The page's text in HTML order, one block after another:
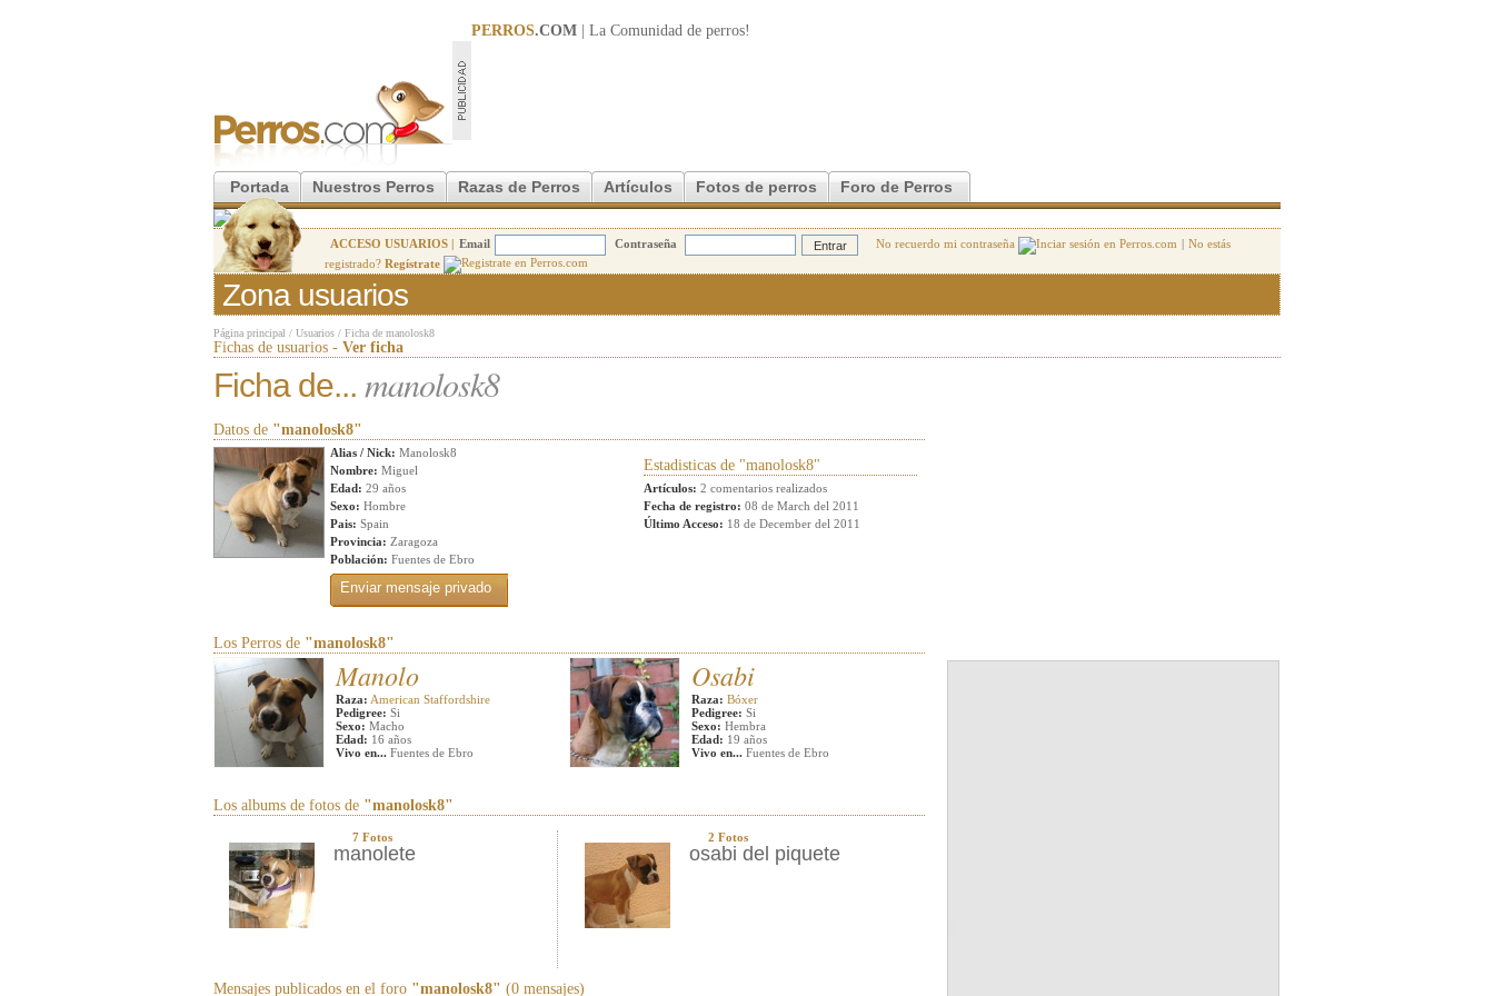
PERROS.COM | La Comunidad de perros!
Portada Nuestros Perros Razas de Perros Artículos Fotos de perros Foro de Perros
ACCESO USUARIOS | Email Contraseña No recuerdo mi contraseña | No estás
registrado? Regístrate
Zona usuarios
Página principal / Usuarios / Ficha de manolosk8
Fichas de usuarios - Ver ficha
Ficha de... manolosk8
Datos de "manolosk8"
Alias / Nick: Manolosk8
Nombre: Miguel
Edad: 29 años
Sexo: Hombre
Pais: Spain
Provincia: Zaragoza
Población: Fuentes de Ebro
Estadisticas de "manolosk8"
Artículos: 2 comentarios realizados
Fecha de registro: 08 de March del 2011
Último Acceso: 18 de December del 2011
Los Perros de "manolosk8"
Manolo
Raza: American Staffordshire
Pedigree: Si
Sexo: Macho
Edad: 16 años
Vivo en... Fuentes de Ebro
Osabi
Raza: Bóxer
Pedigree: Si
Sexo: Hembra
Edad: 19 años
Vivo en... Fuentes de Ebro
Los albums de fotos de "manolosk8"
7 Fotos
manolete
2 Fotos
osabi del piquete
Mensajes publicados en el foro "manolosk8" (0 mensajes)